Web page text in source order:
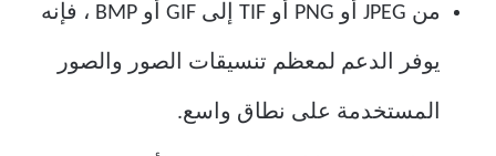
من JPEG أو PNG أو TIF إلى GIF أو BMP ، فإنه
يوفر الدعم لمعظم تنسيقات الصور والصور
المستخدمة على نطاق واسع.